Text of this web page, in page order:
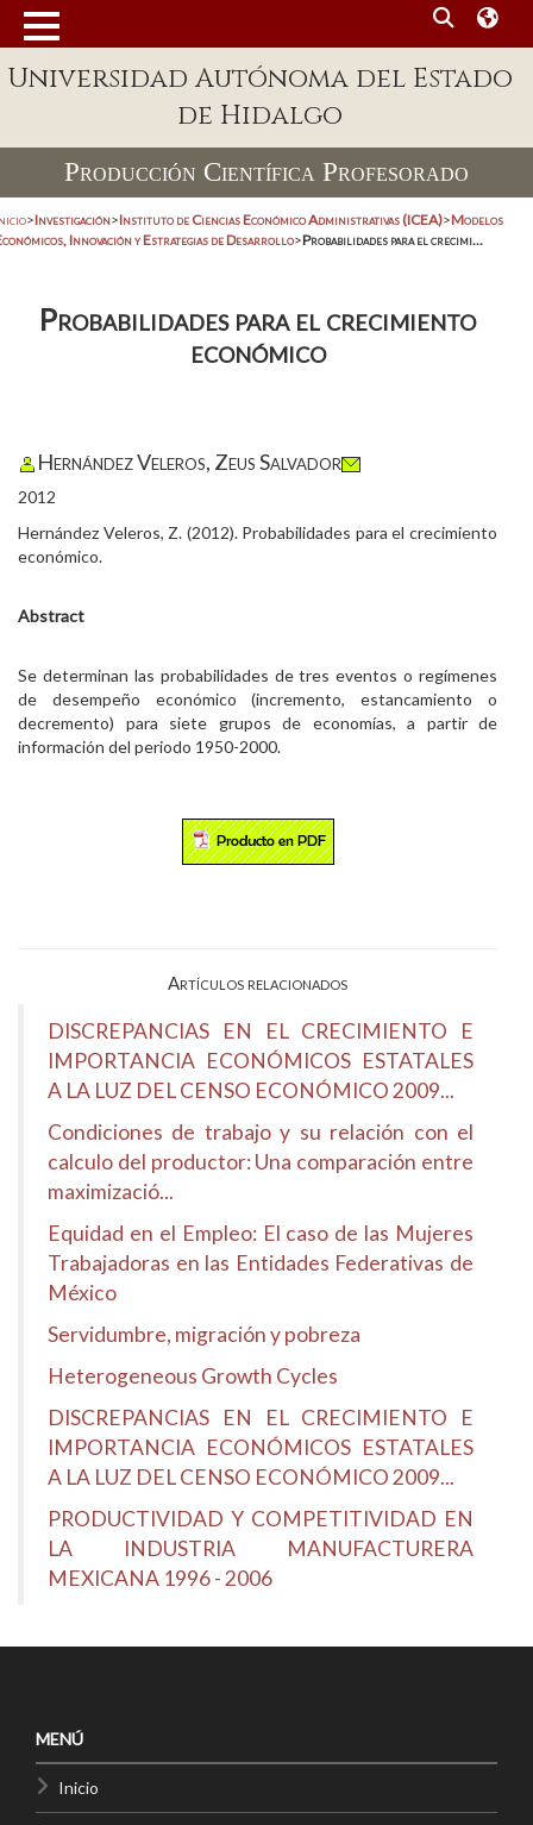
Universidad Autónoma del Estado
de Hidalgo
Producción Científica Profesorado
>Investigación>Instituto de Ciencias Económico Administrativas (ICEA)>Modelos
Innovación y Estrategias de Desarrollo>Probabilidades para el crecimi...
Probabilidades para el crecimiento
económico
Hernández Veleros, Zeus Salvador
2012
Hernández Veleros, Z. (2012). Probabilidades para el crecimiento
económico.
Abstract
Se determinan las probabilidades de tres eventos o regímenes
de desempeño económico (incremento, estancamiento o
decremento) para siete grupos de economías, a partir de
información del periodo 1950-2000.
Artículos relacionados
DISCREPANCIAS EN EL CRECIMIENTO E
IMPORTANCIA ECONÓMICOS ESTATALES
A LA LUZ DEL CENSO ECONÓMICO 2009...
Condiciones de trabajo y su relación con el
calculo del productor: Una comparación entre
maximizació...
Equidad en el Empleo: El caso de las Mujeres
Trabajadoras en las Entidades Federativas de
México
Servidumbre, migración y pobreza
Heterogeneous Growth Cycles
DISCREPANCIAS EN EL CRECIMIENTO E
IMPORTANCIA ECONÓMICOS ESTATALES
A LA LUZ DEL CENSO ECONÓMICO 2009...
PRODUCTIVIDAD Y COMPETITIVIDAD EN
LA INDUSTRIA MANUFACTURERA
MEXICANA 1996 - 2006
MENÚ
Inicio